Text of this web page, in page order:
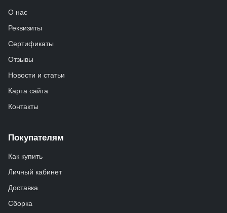
О нас
Реквизиты
Сертификаты
Отзывы
Новости и статьи
Карта сайта
Контакты
Покупателям
Как купить
Личный кабинет
Доставка
Сборка